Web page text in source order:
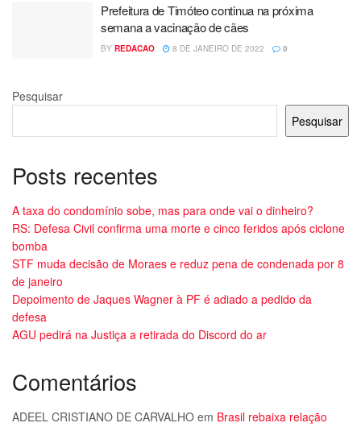
Prefeitura de Timóteo continua na próxima
semana a vacinação de cães
BY REDACAO 8 DE JANEIRO DE 2022 0
Pesquisar
Pesquisar
Posts recentes
A taxa do condomínio sobe, mas para onde vai o dinheiro?
RS: Defesa Civil confirma uma morte e cinco feridos após ciclone
bomba
STF muda decisão de Moraes e reduz pena de condenada por 8
de janeiro
Depoimento de Jaques Wagner à PF é adiado a pedido da
defesa
AGU pedirá na Justiça a retirada do Discord do ar
Comentários
ADEEL CRISTIANO DE CARVALHO em Brasil rebaixa relação